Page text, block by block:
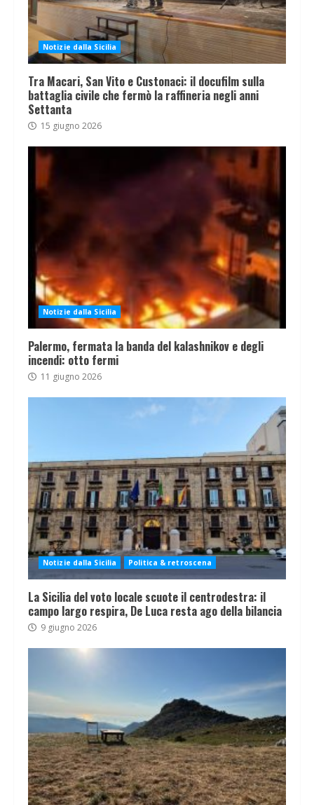
Notizie dalla Sicilia
Tra Macari, San Vito e Custonaci: il docufilm sulla
battaglia civile che fermò la raffineria negli anni
Settanta
15 giugno 2026
Notizie dalla Sicilia
Palermo, fermata la banda del kalashnikov e degli
incendi: otto fermi
11 giugno 2026
Notizie dalla Sicilia Politica & retroscena
La Sicilia del voto locale scuote il centrodestra: il
campo largo respira, De Luca resta ago della bilancia
9 giugno 2026